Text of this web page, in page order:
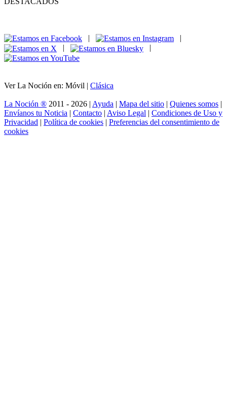
|
|
|
|
Ver La Noción en: Móvil | Clásica
La Noción ® 2011 - 2026 | Ayuda | Mapa del sitio | Quienes somos |
Envíanos tu Noticia | Contacto | Aviso Legal | Condiciones de Uso y
Privacidad | Política de cookies | Preferencias del consentimiento de
cookies